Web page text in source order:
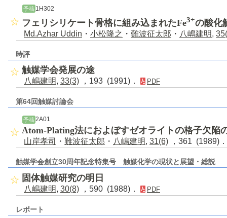
予稿 1H302
フェリシリケート骨格に組み込まれたFe3+の酸化
Md.Azhar Uddin ・ 小松隆之 ・ 難波征太郎 ・ 八嶋建明,
時評
触媒学会発展の途
八嶋建明, 33(3) ，193 (1991)． PDF
第64回触媒討論会
予稿 2A01
Atom-Plating法におよぼすゼオライトの格子欠陥
山岸孝司 ・ 難波征太郎 ・ 八嶋建明, 31(6) ，361 (1989)
触媒学会創立30周年記念特集号 触媒化学の現状と展望・総説
固体触媒研究の明日
八嶋建明, 30(8) ，590 (1988)． PDF
レポート